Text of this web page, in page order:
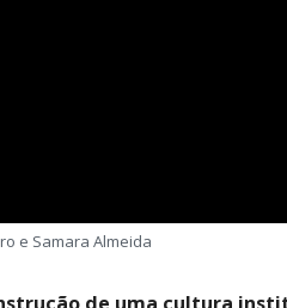
e Samara Almeida